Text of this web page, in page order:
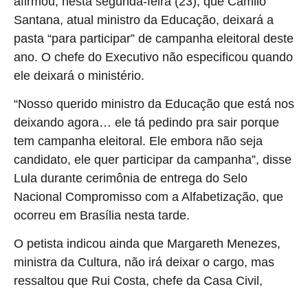
Santana, atual ministro da Educação, deixará a
pasta “para participar” de campanha eleitoral deste
ano. O chefe do Executivo não especificou quando
ele deixará o ministério.
“Nosso querido ministro da Educação que está nos
deixando agora… ele tá pedindo pra sair porque
tem campanha eleitoral. Ele embora não seja
candidato, ele quer participar da campanha”, disse
Lula durante cerimônia de entrega do Selo
Nacional Compromisso com a Alfabetização, que
ocorreu em Brasília nesta tarde.
O petista indicou ainda que Margareth Menezes,
ministra da Cultura, não irá deixar o cargo, mas
ressaltou que Rui Costa, chefe da Casa Civil,